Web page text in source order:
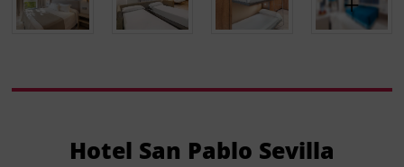
Hotel San Pablo Sevilla